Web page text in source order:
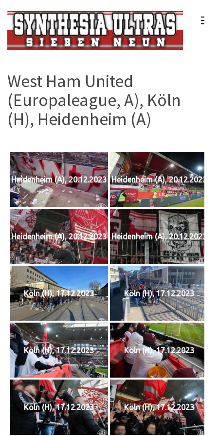
springen
(Enter
West Ham United
(Europaleague, A), Köln
(H), Heidenheim (A)
Heidenheim (A), 20.12.2023 Heidenheim (A), 20.12.2023
Heidenheim (A), 20.12.2023 Heidenheim (A), 20.12.2023
Köln (H), 17.12.2023 Köln (H), 17.12.2023
Köln (H), 17.12.2023 Köln (H), 17.12.2023
Köln (H), 17.12.2023 Köln (H), 17.12.2023